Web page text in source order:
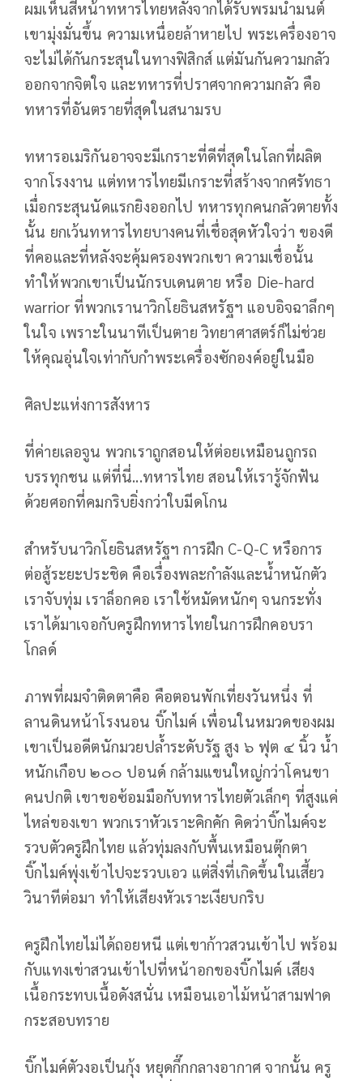
ผมเห็นสีหน้าทหารไทยหลังจากได้รับพรมน้ำมนต์
เขามุ่งมั่นขึ้น ความเหนื่อยล้าหายไป พระเครื่องอาจ
จะไม่ได้กันกระสุนในทางฟิสิกส์ แต่มันกันความกลัว
ออกจากจิตใจ และทหารที่ปราศจากความกลัว คือ
ทหารที่อันตรายที่สุดในสนามรบ
ทหารอเมริกันอาจจะมีเกราะที่ดีที่สุดในโลกที่ผลิต
จากโรงงาน แต่ทหารไทยมีเกราะที่สร้างจากศรัทธา
เมื่อกระสุนนัดแรกยิงออกไป ทหารทุกคนกลัวตายทั้ง
นั้น ยกเว้นทหารไทยบางคนที่เชื่อสุดหัวใจว่า ของดี
ที่คอและที่หลังจะคุ้มครองพวกเขา ความเชื่อนั้น
ทำให้พวกเขาเป็นนักรบเดนตาย หรือ Die-hard
warrior ที่พวกเรานาวิกโยธินสหรัฐฯ แอบอิจฉาลึกๆ
ในใจ เพราะในนาทีเป็นตาย วิทยาศาสตร์ก็ไม่ช่วย
ให้คุณอุ่นใจเท่ากับกำพระเครื่องซักองค์อยู่ในมือ
ศิลปะแห่งการสังหาร
ที่ค่ายเลอจูน พวกเราถูกสอนให้ต่อยเหมือนถูกรถ
บรรทุกชน แต่ที่นี่...ทหารไทย สอนให้เรารู้จักฟัน
ด้วยศอกที่คมกริบยิ่งกว่าใบมีดโกน
สำหรับนาวิกโยธินสหรัฐฯ การฝึก C-Q-C หรือการ
ต่อสู้ระยะประชิด คือเรื่องพละกำลังและน้ำหนักตัว
เราจับทุ่ม เราล็อกคอ เราใช้หมัดหนักๆ จนกระทั่ง
เราได้มาเจอกับครูฝึกทหารไทยในการฝึกคอบรา
โกลด์
ภาพที่ผมจำติดตาคือ คือตอนพักเที่ยงวันหนึ่ง ที่
ลานดินหน้าโรงนอน บิ๊กไมค์ เพื่อนในหมวดของผม
เขาเป็นอดีตนักมวยปล้ำระดับรัฐ สูง ๖ ฟุต ๔ นิ้ว น้ำ
หนักเกือบ ๒๐๐ ปอนด์ กล้ามแขนใหญ่กว่าโคนขา
คนปกติ เขาขอซ้อมมือกับทหารไทยตัวเล็กๆ ที่สูงแค่
ไหล่ของเขา พวกเราหัวเราะคิกคัก คิดว่าบิ๊กไมค์จะ
รวบตัวครูฝึกไทย แล้วทุ่มลงกับพื้นเหมือนตุ๊กตา
บิ๊กไมค์พุ่งเข้าไปจะรวบเอว แต่สิ่งที่เกิดขึ้นในเสี้ยว
วินาทีต่อมา ทำให้เสียงหัวเราะเงียบกริบ
ครูฝึกไทยไม่ได้ถอยหนี แต่เขาก้าวสวนเข้าไป พร้อม
กับแทงเข่าสวนเข้าไปที่หน้าอกของบิ๊กไมค์ เสียง
เนื้อกระทบเนื้อดังสนั่น เหมือนเอาไม้หน้าสามฟาด
กระสอบทราย
บิ๊กไมค์ตัวงอเป็นกุ้ง หยุดกึ๊กกลางอากาศ จากนั้น ครู